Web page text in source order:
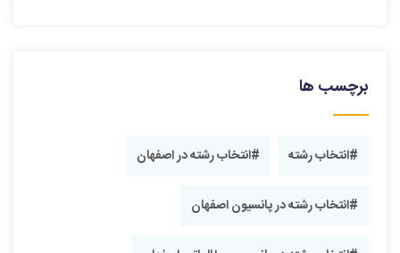
برچسب ها
#انتخاب رشته #انتخاب رشته در اصفهان
#انتخاب رشته در پانسیون اصفهان